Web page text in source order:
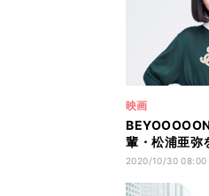
映画
輩・松浦亜弥
合戦も
2020/10/30 08:00